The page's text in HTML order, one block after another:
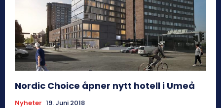
Nordic Choice åpner nytt hotell i Umeå
Nyheter 19. Juni 2018